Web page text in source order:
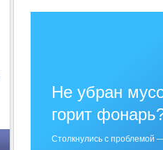
Не убран
горит
Столкнулись с проблемой